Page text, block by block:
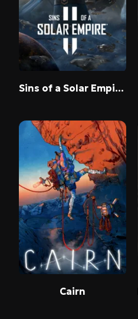
Sins of a Solar Empire II
Cairn